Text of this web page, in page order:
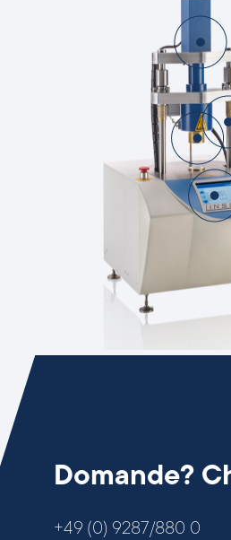
Domande?
+49 (0) 9287/880 0